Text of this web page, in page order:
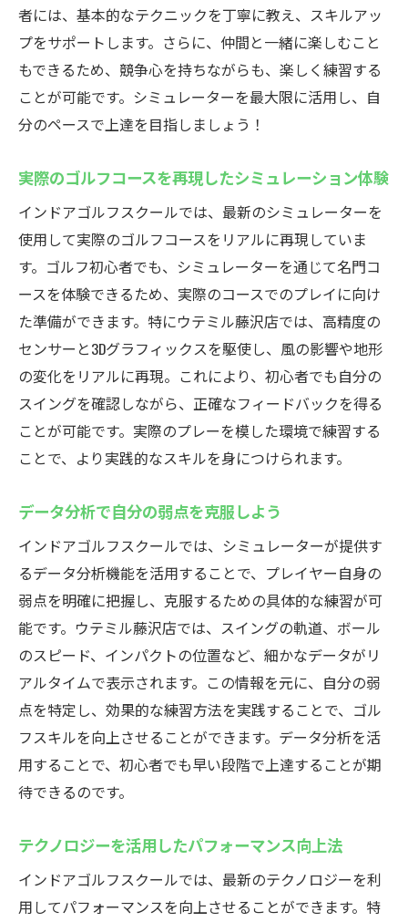
者には、基本的なテクニックを丁寧に教え、スキルアッ
プをサポートします。さらに、仲間と一緒に楽しむこと
もできるため、競争心を持ちながらも、楽しく練習する
ことが可能です。シミュレーターを最大限に活用し、自
分のペースで上達を目指しましょう！
実際のゴルフコースを再現したシミュレーション体験
インドアゴルフスクールでは、最新のシミュレーターを
使用して実際のゴルフコースをリアルに再現していま
す。ゴルフ初心者でも、シミュレーターを通じて名門コ
ースを体験できるため、実際のコースでのプレイに向け
た準備ができます。特にウテミル藤沢店では、高精度の
センサーと3Dグラフィックスを駆使し、風の影響や地形
の変化をリアルに再現。これにより、初心者でも自分の
スイングを確認しながら、正確なフィードバックを得る
ことが可能です。実際のプレーを模した環境で練習する
ことで、より実践的なスキルを身につけられます。
データ分析で自分の弱点を克服しよう
インドアゴルフスクールでは、シミュレーターが提供す
るデータ分析機能を活用することで、プレイヤー自身の
弱点を明確に把握し、克服するための具体的な練習が可
能です。ウテミル藤沢店では、スイングの軌道、ボール
のスピード、インパクトの位置など、細かなデータがリ
アルタイムで表示されます。この情報を元に、自分の弱
点を特定し、効果的な練習方法を実践することで、ゴル
フスキルを向上させることができます。データ分析を活
用することで、初心者でも早い段階で上達することが期
待できるのです。
テクノロジーを活用したパフォーマンス向上法
インドアゴルフスクールでは、最新のテクノロジーを利
用してパフォーマンスを向上させることができます。特